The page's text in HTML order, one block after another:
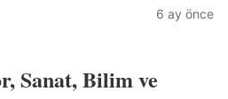
6 ay önce
Sanat, Bilim ve